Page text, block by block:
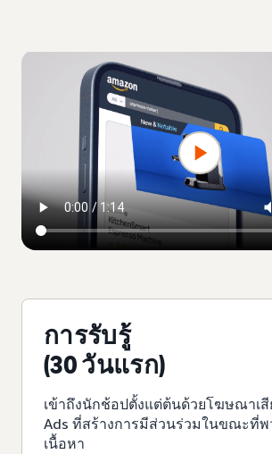
การรับรู้
(30 วันแรก)
เข้าถึงนักช้อปตั้งแต่ต้นด้วยโฆษณาเสี
Ads ที่สร้างการมีส่วนร่วมในขณะที่พ
เนื้อหา